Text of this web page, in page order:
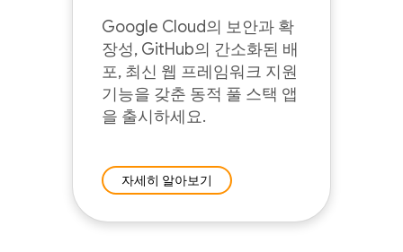
Google Cloud의 보안과 확
장성, GitHub의 간소화된 배
포, 최신 웹 프레임워크 지원
기능을 갖춘 동적 풀 스택 앱
을 출시하세요.
자세히 알아보기